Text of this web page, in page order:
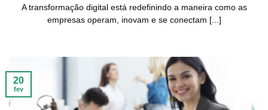
A transformação digital está redefinindo a maneira como as
empresas operam, inovam e se conectam [...]
20
fev